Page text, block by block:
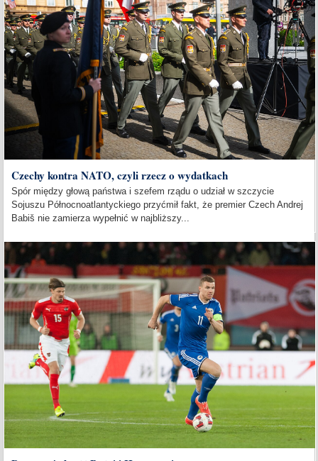
Czechy kontra NATO, czyli rzecz o wydatkach
Spór między głową państwa i szefem rządu o udział w szczycie
Sojuszu Północnoatlantyckiego przyćmił fakt, że premier Czech Andrej
Babiš nie zamierza wypełnić w najbliższy...